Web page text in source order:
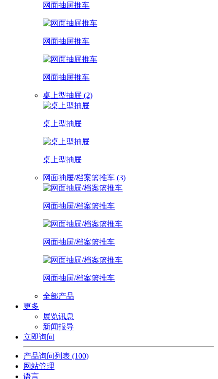
网面抽屉推车
网面抽屉推车
网面抽屉推车
桌上型抽屉 (2)
桌上型抽屉
桌上型抽屉
网面抽屉/档案篮推车 (3)
网面抽屉/档案篮推车
网面抽屉/档案篮推车
网面抽屉/档案篮推车
全部产品
更多
展览讯息
新闻报导
立即询问
产品询问列表 (100)
网站管理
语言